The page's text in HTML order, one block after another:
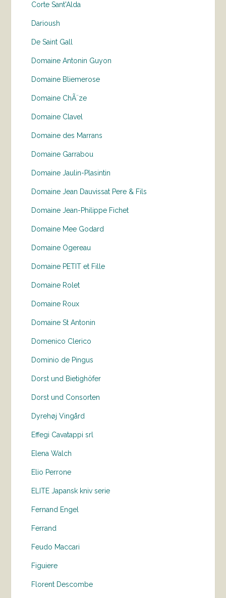
Corte Sant'Alda
Darioush
De Saint Gall
Domaine Antonin Guyon
Domaine Bliemerose
Domaine ChÃ¨ze
Domaine Clavel
Domaine des Marrans
Domaine Garrabou
Domaine Jaulin-Plasintin
Domaine Jean Dauvissat Pere & Fils
Domaine Jean-Philippe Fichet
Domaine Mee Godard
Domaine Ogereau
Domaine PETIT et Fille
Domaine Rolet
Domaine Roux
Domaine St Antonin
Domenico Clerico
Dominio de Pingus
Dorst und Bietighöfer
Dorst und Consorten
Dyrehøj Vingård
Effegi Cavatappi srl
Elena Walch
Elio Perrone
ELITE Japansk kniv serie
Fernand Engel
Ferrand
Feudo Maccari
Figuiere
Florent Descombe